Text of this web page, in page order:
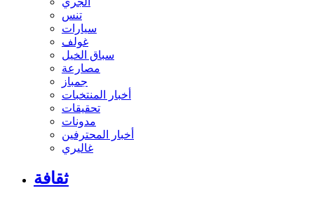
تنس
سيارات
غولف
سباق الخيل
مصارعة
جمباز
أخبار المنتخبات
تحقيقات
مدونات
أخبار المحترفين
غاليري
ثقافة